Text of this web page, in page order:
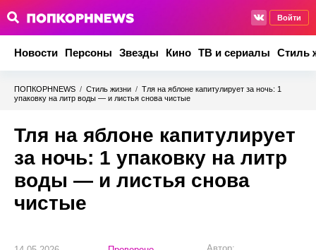
Войти
Новости Персоны Звезды Кино ТВ и сериалы Стиль
ПОПКОРНNEWS / Стиль жизни / Тля на яблоне капитулирует за ночь: 1
упаковку на литр воды — и листья снова чистые
Тля на яблоне капитулирует
за ночь: 1 упаковку на литр
воды — и листья снова
чистые